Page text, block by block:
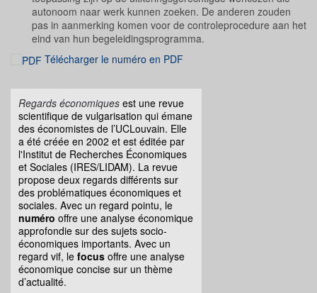
autonoom naar werk kunnen zoeken. De anderen zouden
pas in aanmerking komen voor de controleprocedure aan het
eind van hun begeleidingsprogramma.
Télécharger le numéro en PDF
Regards économiques est une revue
scientifique de vulgarisation qui émane
des économistes de l’UCLouvain. Elle
a été créée en 2002 et est éditée par
l'Institut de Recherches Économiques
et Sociales (IRES/LIDAM). La revue
propose deux regards différents sur
des problématiques économiques et
sociales. Avec un regard pointu, le
numéro offre une analyse économique
approfondie sur des sujets socio-
économiques importants. Avec un
regard vif, le focus offre une analyse
économique concise sur un thème
d’actualité.